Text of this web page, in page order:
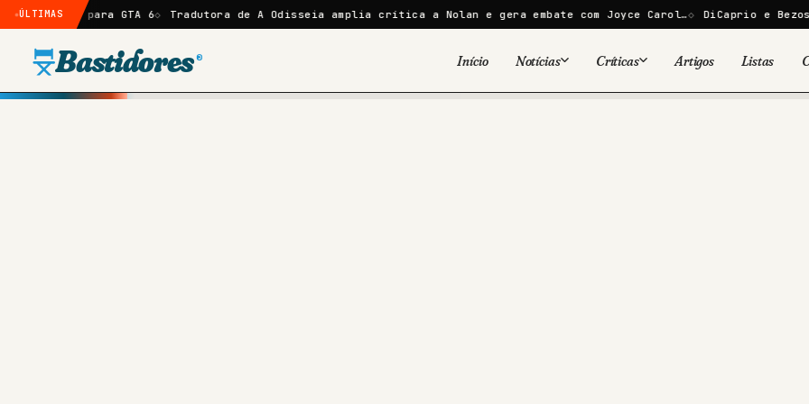
ÚLTIMAS
GTA 6 Tradutora de A Odisseia amplia crítica a Nolan e gera embate com Joyce Carol… DiCaprio e Bezos lançam
Bastidores ® Início Notícias Críticas Artigos Listas